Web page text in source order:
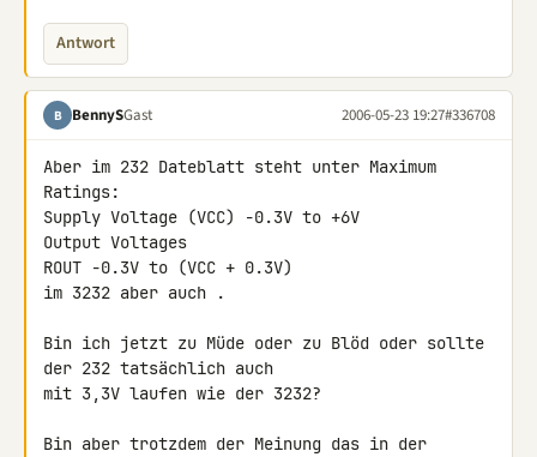
Antwort
B BennySGast 2006-05-23 19:27#336708
Aber im 232 Dateblatt steht unter Maximum
Ratings:
Supply Voltage (VCC) -0.3V to +6V
Output Voltages
ROUT -0.3V to (VCC + 0.3V)
im 3232 aber auch .
Bin ich jetzt zu Müde oder zu Blöd oder sollte
der 232 tatsächlich auch
mit 3,3V laufen wie der 3232?
Bin aber trotzdem der Meinung das in der